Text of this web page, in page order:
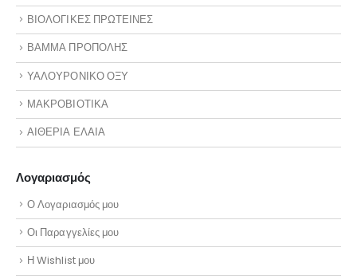
ΒΙΟΛΟΓΙΚΕΣ ΠΡΩΤΕΙΝΕΣ
ΒΑΜΜΑ ΠΡΟΠΟΛΗΣ
ΥΑΛΟΥΡΟΝΙΚΟ ΟΞΥ
ΜΑΚΡΟΒΙΟΤΙΚΑ
ΑΙΘΕΡΙΑ ΕΛΑΙΑ
Λογαριασμός
Ο Λογαριασμός μου
Οι Παραγγελίες μου
Η Wishlist μου